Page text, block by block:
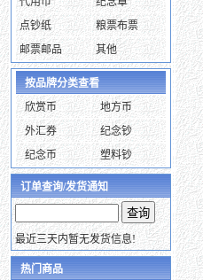
点钞纸
粮票布票
邮票邮品
其他
按品牌分类查看
欣赏币
地方币
外汇券
纪念钞
纪念币
塑料钞
订单查询/发货通知
最近三天内暂无发货信息!
热门商品